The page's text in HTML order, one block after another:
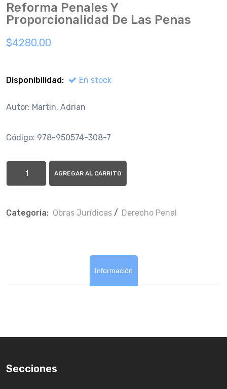
Reforma Penales Y
Proporcionalidad De Las Penas
$4280.00
Disponibilidad: En stock
Autor: Martin, Adrian
Código: 978-950574-308-7
AGREGAR AL CARRITO
Categoria: Obras Jurí­dicas / Derecho Penal
Información
Secciones